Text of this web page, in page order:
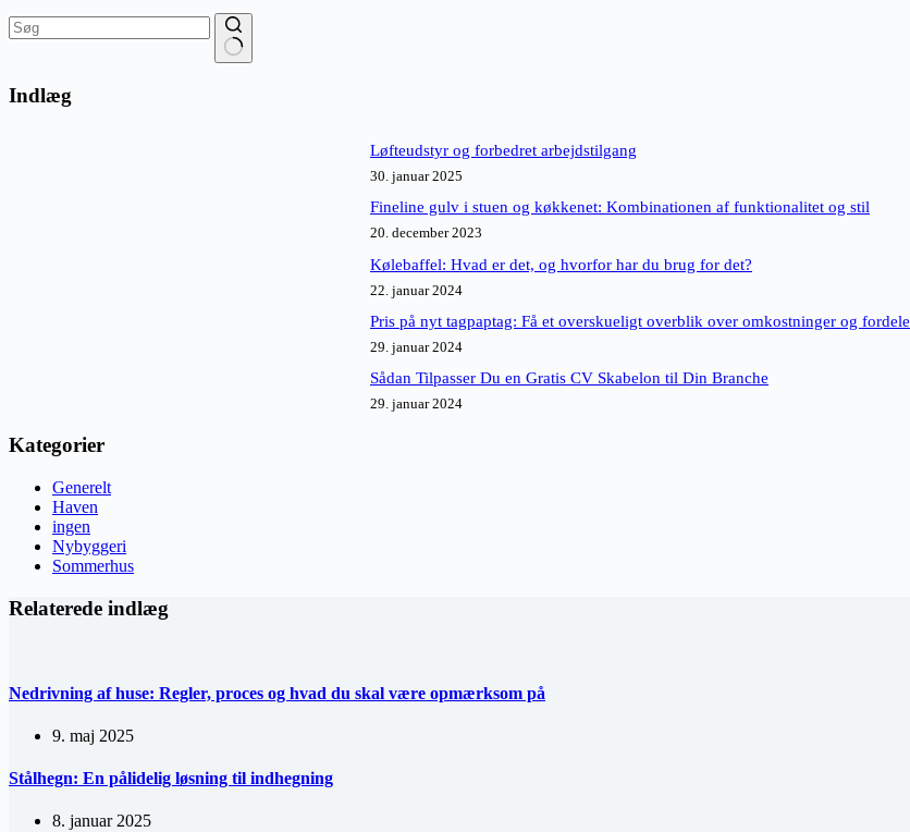
resultater
Indlæg
Løfteudstyr og forbedret arbejdstilgang
30. januar 2025
Fineline gulv i stuen og køkkenet: Kombinationen af funktionalitet og stil
20. december 2023
Kølebaffel: Hvad er det, og hvorfor har du brug for det?
22. januar 2024
Pris på nyt tagpaptag: Få et overskueligt overblik over omkostninger og fordele
29. januar 2024
Sådan Tilpasser Du en Gratis CV Skabelon til Din Branche
29. januar 2024
Kategorier
Generelt
Haven
ingen
Nybyggeri
Sommerhus
Relaterede indlæg
Nedrivning af huse: Regler, proces og hvad du skal være opmærksom på
9. maj 2025
Stålhegn: En pålidelig løsning til indhegning
8. januar 2025